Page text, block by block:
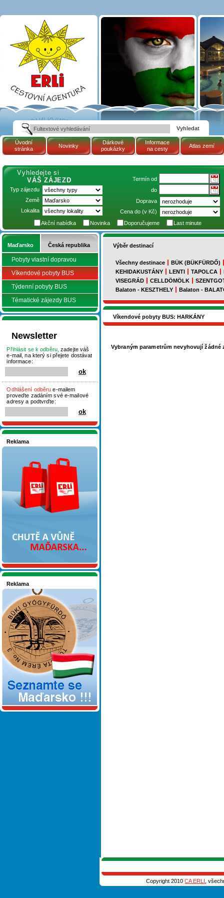
Víkendové pobyty
BUS: HARKÁNY |
Maďarsko | Cestovní
kancelář ERLI zájezdy
Maďarsko, dovolená v
Maďarsku, pobyty,
termály
Úvodní
stránka
Novinky
Dárkové
poukázky
Informace
na cesty
Atlas zemí
Vyhledejte si
VÁŠ ZÁJEZD
Typ zájezdu
Země
Lokalita
Termín od
do
Doprava
Cena do (v Kč)
Akční nabídka
Novinka Doporučujeme Last minute
Maďarsko Česká republika
Pobyty vlastní dopravou
Víkendové pobyty BUS
Týdenní pobyty BUS
Tématické zájezdy BUS
Newsletter
Přihlásit se k odběru, zadejte váš
e-mail, na který si přejete dostávat
informace:
Odhlášení odběru e-mailem
proveďte zadáním své e-mailové
adresy a podtvrďte:
Reklama
Reklama
Seznamete se - Maďarsko
Výběr destinací
Všechny destinace
BÜK (BÜKFÜRDŐ)
KEHIDAKUSTÁNY
LENTI TAPOLCA
VISEGRÁD
CELLDÖMÖLK
Balaton - KESZTHELY
Balaton -
Víkendové pobyty BUS: HARKÁNY
Vybraným parametrům nevyhovují žádné
Copyright 2010CA ERLI ,